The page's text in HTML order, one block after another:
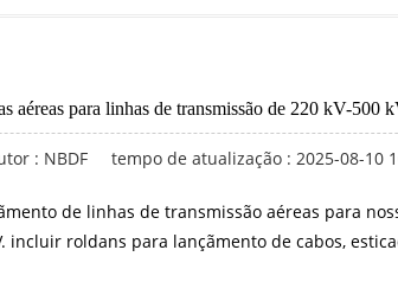
aéreas para linhas de transmissão de 220 kV-500
: NBDF tempo de atualização : 2025-08-10
de linhas de transmissão aéreas para
incluir roldans para lançãmento de cabos,